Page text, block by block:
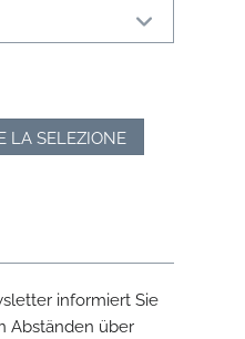
LA SELEZIONE
informiert Sie
Abständen über